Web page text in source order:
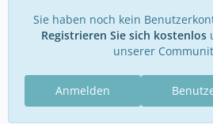
Sie haben noch kein
Registrieren Sie sich kostenlos
unserer
Anmelden